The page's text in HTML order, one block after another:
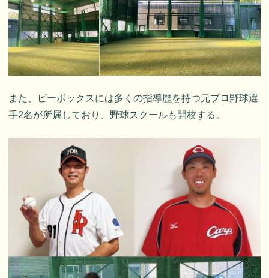
また、ビーボックスには多くの指導歴を持つ元プロ野球選
手2名が所属しており、野球スクールも開校する。